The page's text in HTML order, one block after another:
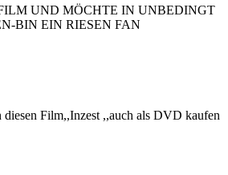
UND MÖCHTE IN UNBEDINGT
BIN EIN RIESEN FAN
Film,,Inzest ,,auch als DVD kaufen